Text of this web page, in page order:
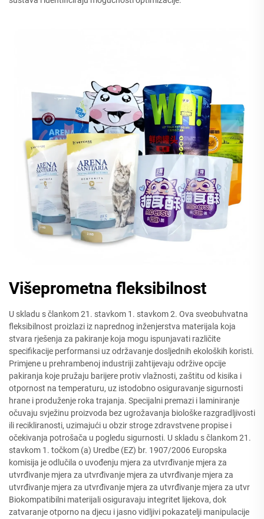
Višeprometna fleksibilnost
U skladu s člankom 21. stavkom 1. stavkom 2. Ova sveobuhvatna
fleksibilnost proizlazi iz naprednog inženjerstva materijala koja
stvara rješenja za pakiranje koja mogu ispunjavati različite
specifikacije performansi uz održavanje dosljednih ekoloških koristi.
Primjene u prehrambenoj industriji zahtijevaju održive opcije
pakiranja koje pružaju barijere protiv vlažnosti, zaštitu od kisika i
otpornost na temperaturu, uz istodobno osiguravanje sigurnosti
hrane i produženje roka trajanja. Specijalni premazi i laminiranje
očuvaju svježinu proizvoda bez ugrožavanja biološke razgradljivosti
ili recikliranosti, uzimajući u obzir stroge zdravstvene propise i
očekivanja potrošača u pogledu sigurnosti. U skladu s člankom 21.
stavkom 1. točkom (a) Uredbe (EZ) br. 1907/2006 Europska
komisija je odlučila o uvođenju mjera za utvrđivanje mjera za
utvrđivanje mjera za utvrđivanje mjera za utvrđivanje mjera za
utvrđivanje mjera za utvrđivanje mjera za utvrđivanje mjera za utvr
Biokompatibilni materijali osiguravaju integritet lijekova, dok
zatvaranje otporno na djecu i jasno vidljivi pokazatelji manipulacije